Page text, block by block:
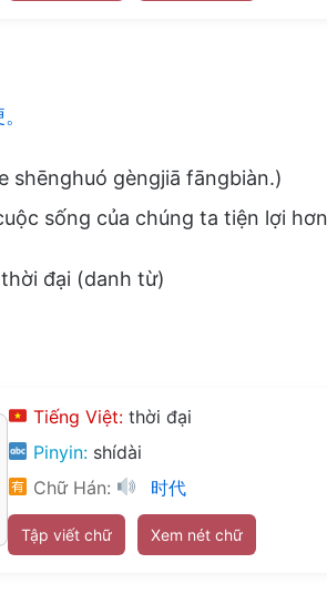
shēnghuó gèngjiā fāngbiàn.)
sống của chúng ta tiện lợi
đại (danh từ)
Tiếng Việt: thời đại
Pinyin: shídài
Chữ Hán:
时代
Tập viết chữ Xem nét chữ